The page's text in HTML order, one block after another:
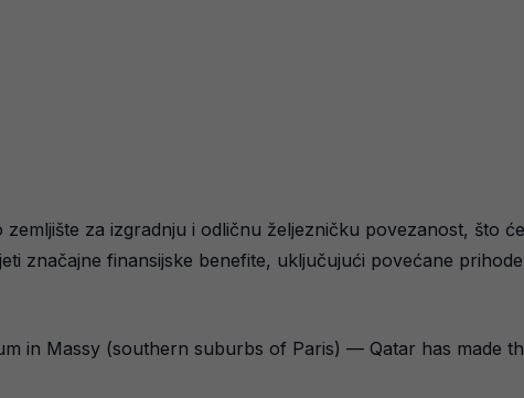
za izgradnju i odličnu željezničku povezanost, što
značajne finansijske benefite, uključujući povećane
in Massy (southern suburbs of Paris) — Qatar has made